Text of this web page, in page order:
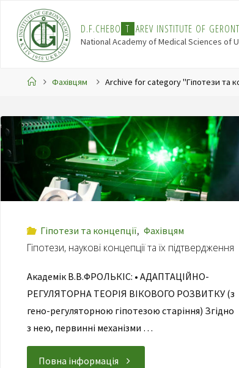
content
D.F.CHEBO T AREV INSTITUTE OF GERONT
National Academy of Medical Sciences of
HomeФахівцям Archive for category "Гіпотези та
Гіпотези та концепції, Фахівцям
Гіпотези, наукові концепції та їх підтвердження
Академік В.В.ФРОЛЬКІС: • АДАПТАЦІЙНО-
РЕГУЛЯТОРНА ТЕОРІЯ ВІКОВОГО РОЗВИТКУ (з
гено-регуляторною гіпотезою старіння) Згідно
з нею, первинні механізми …
Повна інформація "Гіпотези,